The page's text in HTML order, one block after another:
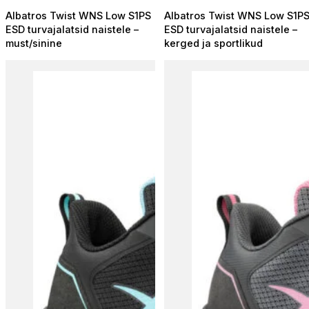
Albatros Twist WNS Low S1PS
ESD turvajalatsid naistele –
must/sinine
Albatros Twist WNS Low S1PS
ESD turvajalatsid naistele –
kerged ja sportlikud